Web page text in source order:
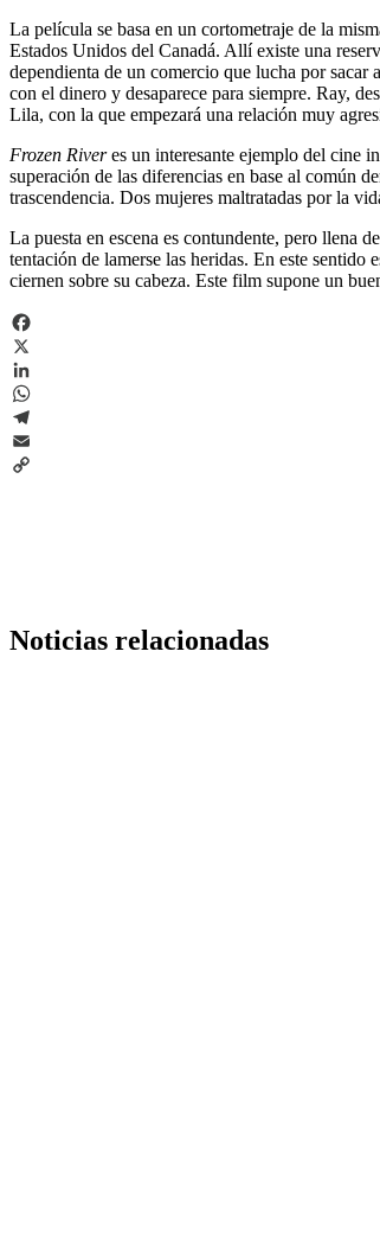
La película se basa en un cortometraje de la
Estados Unidos del Canadá. Allí existe una
dependienta de un comercio que lucha por
con el dinero y desaparece para siempre. Ray,
Lila, con la que empezará una relación muy
Frozen Riveres un interesante ejemplo del cine
superación de las diferencias en base al común
trascendencia. Dos mujeres maltratadas por la
La puesta en escena es contundente, pero llena
tentación de lamerse las heridas. En este
ciernen sobre su cabeza. Este film supone un
Facebook
X
LinkedIn
WhatsApp
Telegram
Email
Noticias relacionadas